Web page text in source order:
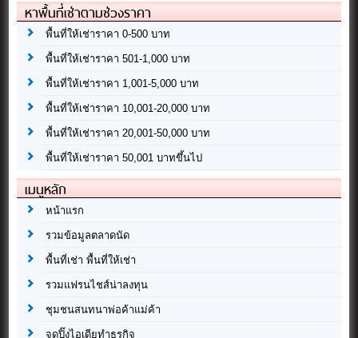
หาพื้นที่เช่าตามช่วงราคา
พื้นที่ให้เช่าราคา 0-500 บาท
พื้นที่ให้เช่าราคา 501-1,000 บาท
พื้นที่ให้เช่าราคา 1,001-5,000 บาท
พื้นที่ให้เช่าราคา 10,001-20,000 บาท
พื้นที่ให้เช่าราคา 20,001-50,000 บาท
พื้นที่ให้เช่าราคา 50,001 บาทขึ้นไป
เมนูหลัก
หน้าแรก
รวมข้อมูลตลาดนัด
พื้นที่เช่า พื้นที่ให้เช่า
รวมแฟรนไชส์น่าลงทุน
ชุมชนสนทนาพ่อค้าแม่ค้า
จุดปิ๊งไอเดียทำธุรกิจ